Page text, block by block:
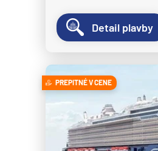
Detail plavby
PREPITNÉ V CENE